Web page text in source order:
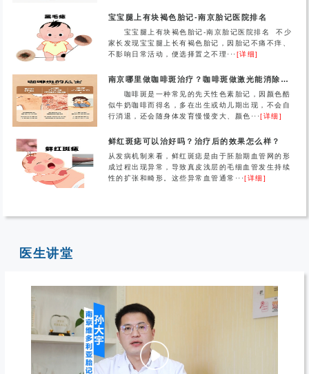
宝宝腿上有块褐色胎记-南京胎记医院排名
宝宝腿上有块褐色胎记-南京胎记医院排名 不少
家长发现宝宝腿上长有褐色胎记，因胎记不痛不痒、
不影响日常活动，便选择置之不理···[详细]
南京哪里做咖啡斑治疗？咖啡斑做激光能消除吗？
咖啡斑是一种常见的先天性色素胎记，因颜色酷
似牛奶咖啡而得名，多在出生或幼儿期出现，不会自
行消退，还会随身体发育慢慢变大、颜色···[详细]
鲜红斑痣可以治好吗？治疗后的效果怎么样？
从发病机制来看，鲜红斑痣是由于胚胎期血管网的形
成过程出现异常，导致真皮浅层的毛细血管发生持续
性的扩张和畸形。这些异常血管通常···[详细]
医生讲堂